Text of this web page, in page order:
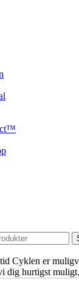
Cyklen er
dig hurtigst muligt.